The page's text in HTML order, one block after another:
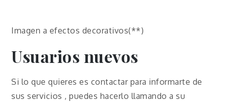
Imagen a efectos decorativos(**)
Usuarios nuevos
Si lo que quieres es contactar para informarte de
sus servicios , puedes hacerlo llamando a su